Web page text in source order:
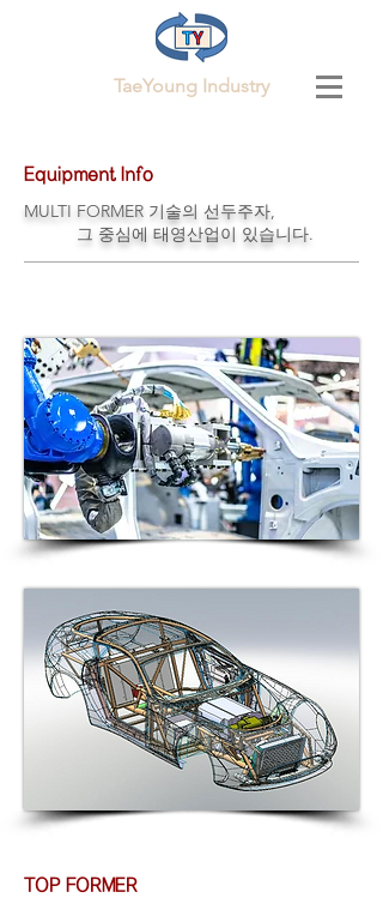
TaeYoung Industry
Equipment Info
TOP FORMER
MULTI FORMER 기술의 선두주자,
그 중심에 태영산업이 있습니다.